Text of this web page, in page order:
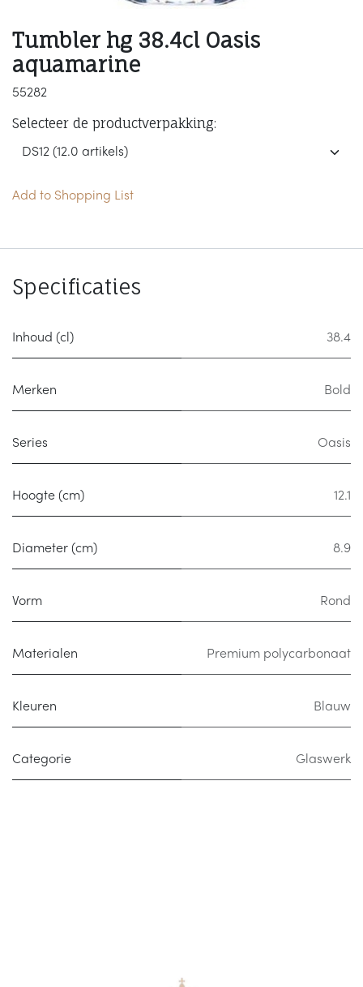
Tumbler hg 38.4cl Oasis
aquamarine
55282
Selecteer de productverpakking:
Add to Shopping List
Specificaties
Inhoud (cl) 38.4
Merken Bold
Series Oasis
Hoogte (cm) 12.1
Diameter (cm) 8.9
Vorm Rond
Materialen Premium polycarbonaat
Kleuren Blauw
Categorie Glaswerk